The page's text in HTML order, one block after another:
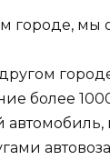
городе, мы
более